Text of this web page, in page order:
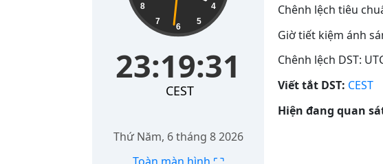
4
5
6
7
8
23:19:32
CEST
Thứ Năm, 6 tháng 8 2026
Chênh lệch tiêu
Giờ tiết kiệm ánh
Chênh lệch DST:
Viết tắt DST: CEST
Hiện đang quan